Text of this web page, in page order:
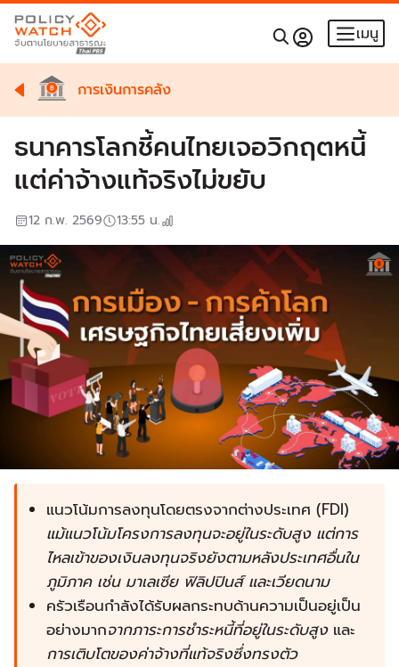
เมนู
การเงินการคลัง
ธนาคารโลกชี้คนไทยเจอวิกฤตหนี้
แต่ค่าจ้างแท้จริงไม่ขยับ
12 ก.พ. 2569 13:55 น.
แนวโน้มการลงทุนโดยตรงจากต่างประเทศ (FDI)
แม้แนวโน้มโครงการลงทุนจะอยู่ในระดับสูง แต่การ
ไหลเข้าของเงินลงทุนจริงยังตามหลังประเทศอื่นใน
ภูมิภาค เช่น มาเลเซีย ฟิลิปปินส์ และเวียดนาม
ครัวเรือนกำลังได้รับผลกระทบด้านความเป็นอยู่เป็น
อย่างมากจากภาระการชำระหนี้ที่อยู่ในระดับสูงและ
การเติบโตของค่าจ้างที่แท้จริงซึ่งทรงตัว